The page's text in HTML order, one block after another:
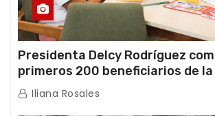
Presidenta Delcy Rodríguez
primeros 200 beneficiarios de la
de los Abuelos “La Primavera”
Iliana Rosales